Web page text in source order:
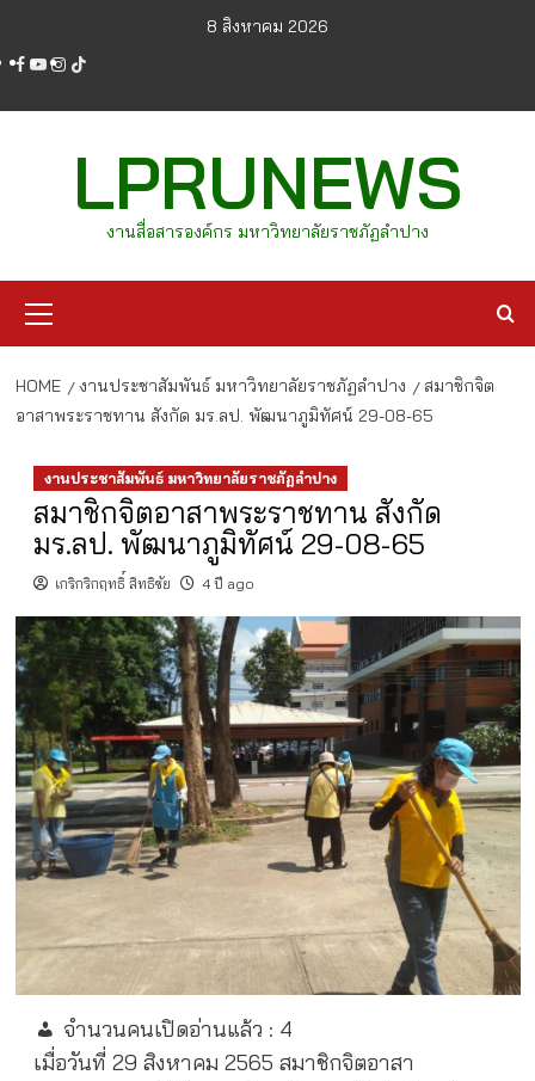
content
8 สิงหาคม 2026
facebook
youtube
instagram
tiktok
LPRUNEWS
งานสื่อสารองค์กร มหาวิทยาลัยราชภัฏลำปาง
Menu
HOME งานประชาสัมพันธ์ มหาวิทยาลัยราชภัฏลำปาง
สมาชิกจิต
อาสาพระราชทาน สังกัด มร.ลป. พัฒนาภูมิทัศน์ 29-08-65
งานประชาสัมพันธ์ มหาวิทยาลัยราชภัฏลำปาง
สมาชิกจิตอาสาพระราชทาน สังกัด
มร.ลป. พัฒนาภูมิทัศน์ 29-08-65
เกริกริกฤทธิ์ สิทธิชัย 4 ปี ago
จำนวนคนเปิดอ่านแล้ว : 4
เมื่อวันที่ 29 สิงหาคม 2565 สมาชิกจิตอาสา